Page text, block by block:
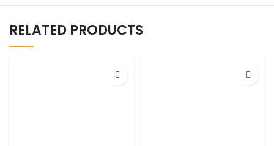
RELATED PRODUCTS